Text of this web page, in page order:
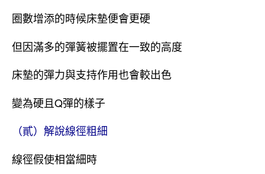
圈數增添的時候床墊便會更硬
但因滿多的彈簧被擺置在一致的高度
床墊的彈力與支持作用也會較出色
變為硬且Q彈的樣子
（貳）解說線徑粗細
線徑假使相當細時